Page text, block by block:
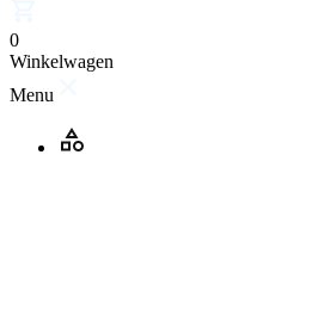
0
Winkelwagen
Menu